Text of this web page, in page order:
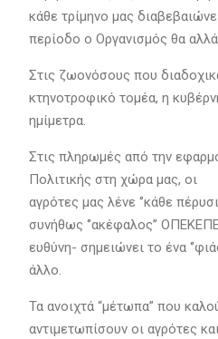
κάθε τρίμηνο μας
περίοδο ο Οργανισμός θα
Στις ζωονόσους που
κτηνοτροφικό τομέα, η
ημίμετρα.
Στις πληρωμές από την
Πολιτικής στη χώρα μας, οι
αγρότες μας λένε ‘’κάθε
συνήθως ‘’ακέφαλος’’
ευθύνη- σημειώνει το ένα
άλλο.
Τα ανοιχτά “μέτωπα” που
αντιμετωπίσουν οι αγρότες